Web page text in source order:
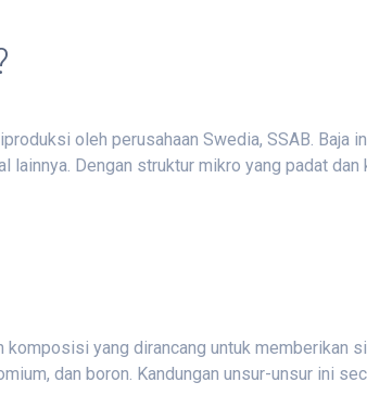
oleh perusahaan Swedia, SSAB. Baja
Dengan struktur mikro yang padat
komposisi yang dirancang untuk
dan boron. Kandungan unsur-unsur ini